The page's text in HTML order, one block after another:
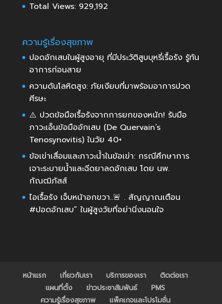
Total Views: 929,192
ความรู้เรื่องสุขภาพ
ปอดอักเสบในผู้สูงอายุ ที่มีประวัติสูบบุหรี่เรื้อรัง รู้ทัน
อาการก่อนสาย
ความดันโลหิตสูง: ภัยเงียบที่มาพร้อมอาการปวด
ศีรษะ
⚠️ ปวดข้อมือเรื้อรังจากการยกของหนัก! รับมือ
ภาวะเอ็นข้อมืออักเสบ (De Quervain’s
Tenosynovitis) ในวัย 40+
ข้อเข่าเสื่อมและภาวะน้ำในข้อเข่า: กรณีศึกษาการ
เจาะระบายน้ำและฉีดยาลดอักเสบ โดย นพ.
กัณฒิภัสส์
ไอเรื้อรัง เจ็บหน้าอกขวา..🚨 . สัญญาณเตือน
#ปอดอักเสบ” ในผู้สูงวัยที่อย่านิ่งนอนใจ
หน้าแรก เกี่ยวกับเรา บริการของเรา
ติดต่อเรา
แผนที่ตั้ง
ข่าวประชาสัมพันธ์
PMS
ความรู้เรื่องสุขภาพ
แพ็คเกจและโปรโมชั่น